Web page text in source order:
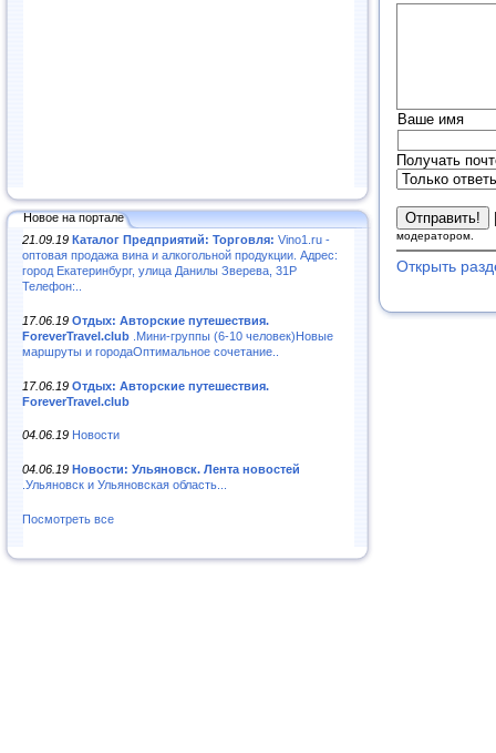
Новое на портале
21.09.19 Каталог Предприятий: Торговля: Vino1.ru -
оптовая продажа вина и алкогольной продукции. Адрес:
город Екатеринбург, улица Данилы Зверева, 31Р
Телефон:..
17.06.19 Отдых: Авторские путешествия.
ForeverTravel.club .Мини-группы (6-10 человек)Новые
маршруты и городаОптимальное сочетание..
17.06.19 Отдых: Авторские путешествия.
ForeverTravel.club
04.06.19 Новости
04.06.19 Новости: Ульяновск. Лента новостей
.Ульяновск и Ульяновская область...
Посмотреть все
Ваше имя
Получать
модератором.
Открыть